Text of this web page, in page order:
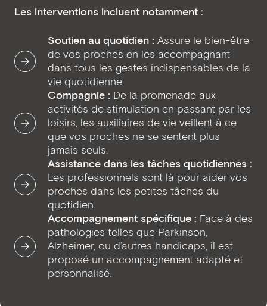
Les interventions incluent notamment :
Soutien au quotidien : Assure le bien-être
de vos proches en les accompagnant
dans tous les gestes indispensables de la
vie quotidienne
Compagnie : De la promenade aux
activités de stimulation en passant par les
loisirs, les auxiliaires de vie veillent à ce
que vos proches ne se sentent plus
jamais seuls.
Assistance dans les tâches quotidiennes :
Les professionnels sont là pour aider vos
proches dans les petites tâches du
quotidien.
Accompagnement spécifique : Face à des
pathologies telles que Parkinson,
Alzheimer, ou d’autres handicaps, il est
proposé un accompagnement adapté et
personnalisé.